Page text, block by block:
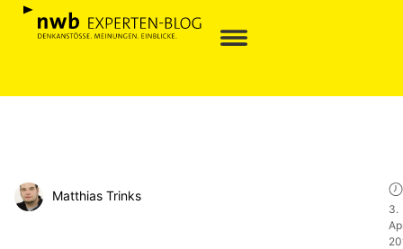
Matthias Trinks
3.